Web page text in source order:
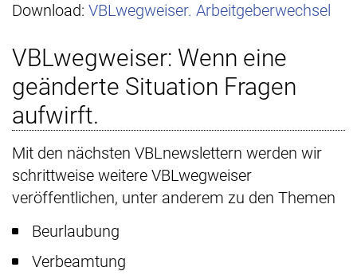
Download: VBLwegweiser. Arbeitgeberwechsel
VBLwegweiser: Wenn eine
geänderte Situation Fragen
aufwirft.
Mit den nächsten VBLnewslettern werden wir
schrittweise weitere VBLwegweiser
veröffentlichen, unter anderem zu den Themen
Beurlaubung
Verbeamtung